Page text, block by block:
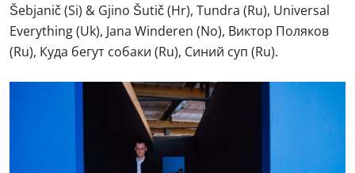
Šebjanič (Si) & Gjino Šutič (Hr), Tundra (Ru), Universal
Everything (Uk), Jana Winderen (No), Виктор Поляков
(Ru), Куда бегут собаки (Ru), Синий суп (Ru).